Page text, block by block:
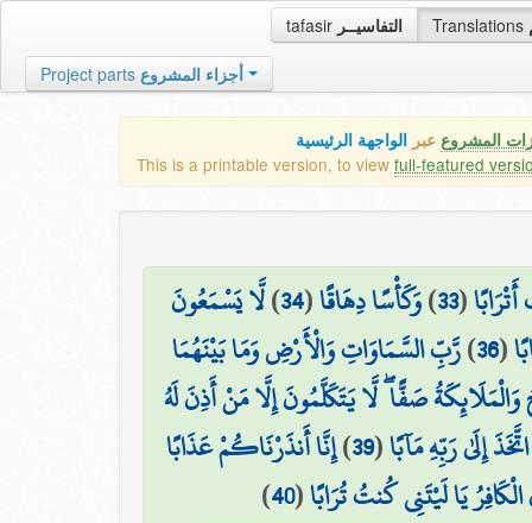
tafasir التفاسيــر Translations
Project parts أجزاء المشروع
المشروع عبر الواجهة الرئيسية
This is a printable version, to view full-featured
(
33
)وَكَأْسًا دِهَاقًا(
34
)لَّا يَسْمَعُونَ
(
36
)رَّبِّ السَّمَاوَاتِ وَالْأَرْضِ وَمَا بَيْنَهُمَا
وَالْمَلَائِكَةُ صَفًّا ۖ لَّا يَتَكَلَّمُونَ إِلَّا مَنْ أَذِنَ لَهُ
إِلَىٰ رَبِّهِ مَآبًا(
39
)إِنَّا أَنذَرْنَاكُمْ عَذَابًا
يَا لَيْتَنِي كُنتُ تُرَابًا(
40
)